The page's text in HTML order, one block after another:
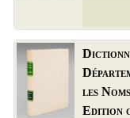
les
Edition